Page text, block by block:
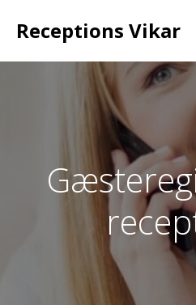
Receptions Vikar